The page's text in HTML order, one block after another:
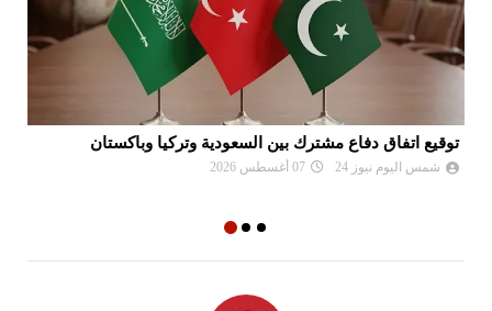
ردًا على روما.. إسبانيا تفرض إجراءات مراقبة أمام الوافدين من
إيطاليا!